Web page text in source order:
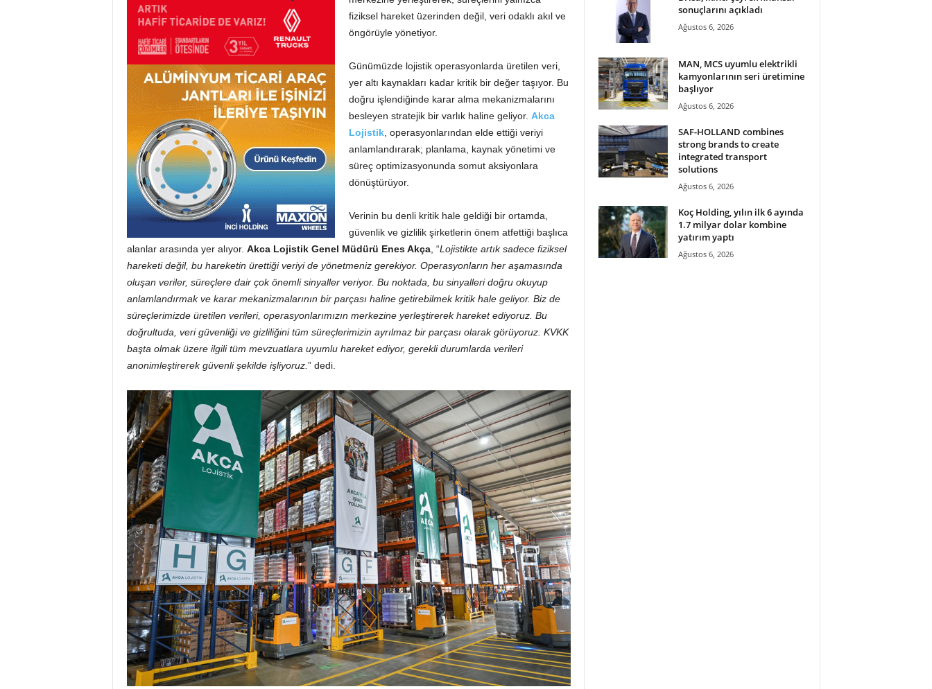
fiziksel hareket üzerinden değil, veri odaklı akıl ve
öngörüyle yönetiyor.
Günümüzde lojistik operasyonlarda üretilen veri,
yer altı kaynakları kadar kritik bir değer taşıyor. Bu
doğru işlendiğinde karar alma mekanizmalarını
besleyen stratejik bir varlık haline geliyor. Akca
Lojistik, operasyonlarından elde ettiği veriyi
anlamlandırarak; planlama, kaynak yönetimi ve
süreç optimizasyonunda somut aksiyonlara
dönüştürüyor.
Verinin bu denli kritik hale geldiği bir ortamda,
güvenlik ve gizlilik şirketlerin önem atfettiği başlıca
alanlar arasında yer alıyor. Akca Lojistik Genel Müdürü Enes Akça, “Lojistikte artık sadece fiziksel
hareketi değil, bu hareketin ürettiği veriyi de yönetmeniz gerekiyor. Operasyonların her aşamasında
oluşan veriler, süreçlere dair çok önemli sinyaller veriyor. Bu noktada, bu sinyalleri doğru okuyup
anlamlandırmak ve karar mekanizmalarının bir parçası haline getirebilmek kritik hale geliyor. Biz de
süreçlerimizde üretilen verileri, operasyonlarımızın merkezine yerleştirerek hareket ediyoruz. Bu
doğrultuda, veri güvenliği ve gizliliğini tüm süreçlerimizin ayrılmaz bir parçası olarak görüyoruz. KVKK
başta olmak üzere ilgili tüm mevzuatlara uyumlu hareket ediyor, gerekli durumlarda verileri
anonimleştirerek güvenli şekilde işliyoruz. ” dedi.
sonuçlarını açıkladı
Ağustos 6, 2026
MAN, MCS uyumlu elektrikli
kamyonlarının seri üretimine
başlıyor
Ağustos 6, 2026
SAF-HOLLAND combines
strong brands to create
integrated transport
solutions
Ağustos 6, 2026
Koç Holding, yılın ilk 6 ayında
1.7 milyar dolar kombine
yatırım yaptı
Ağustos 6, 2026